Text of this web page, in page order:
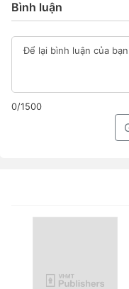
Bình luận
0/1500